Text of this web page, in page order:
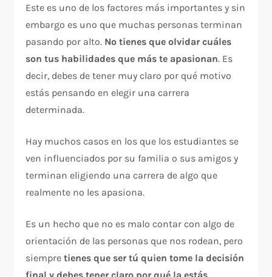
Este es uno de los factores más importantes y sin
embargo es uno que muchas personas terminan
pasando por alto. No tienes que olvidar cuáles
son tus habilidades que más te apasionan. Es
decir, debes de tener muy claro por qué motivo
estás pensando en elegir una carrera
determinada.
Hay muchos casos en los que los estudiantes se
ven influenciados por su familia o sus amigos y
terminan eligiendo una carrera de algo que
realmente no les apasiona.
Es un hecho que no es malo contar con algo de
orientación de las personas que nos rodean, pero
siempretienes que ser tú quien tome la decisión